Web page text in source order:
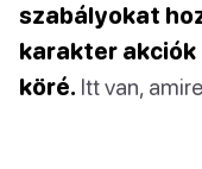
szabályokat
karakter akciók
köré. Itt van,